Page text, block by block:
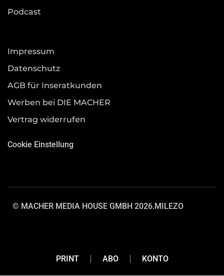
Podcast
Impressum
Datenschutz
AGB für Inseratkunden
Werben bei DIE MACHER
Vertrag widerrufen
Cookie Einstellung
© MACHER MEDIA HOUSE GMBH 2026.MILEZO
PRINT ABO KONTO